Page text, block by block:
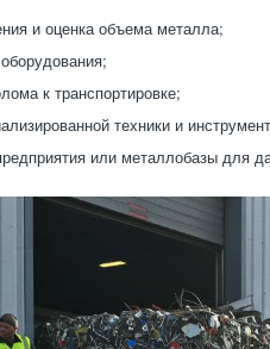
и оценка объема металла;
к транспортировке;
техники и
или металлобазы для